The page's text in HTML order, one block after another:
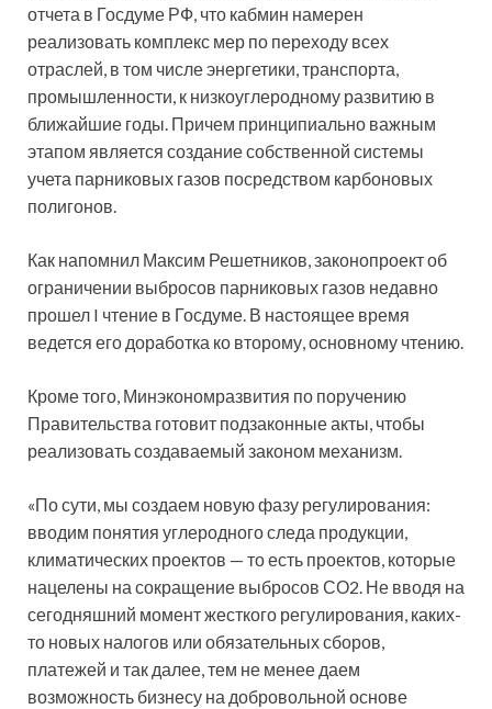
отчета в Госдуме РФ, что кабмин намерен
реализовать комплекс мер по переходу всех
отраслей, в том числе энергетики, транспорта,
промышленности, к низкоуглеродному развитию в
ближайшие годы. Причем принципиально важным
этапом является создание собственной системы
учета парниковых газов посредством карбоновых
полигонов.
Как напомнил Максим Решетников, законопроект об
ограничении выбросов парниковых газов недавно
прошел I чтение в Госдуме. В настоящее время
ведется его доработка ко второму, основному чтению.
Кроме того, Минэкономразвития по поручению
Правительства готовит подзаконные акты, чтобы
реализовать создаваемый законом механизм.
«По сути, мы создаем новую фазу регулирования:
вводим понятия углеродного следа продукции,
климатических проектов — то есть проектов, которые
нацелены на сокращение выбросов СО2. Не вводя на
сегодняшний момент жесткого регулирования, каких-
то новых налогов или обязательных сборов,
платежей и так далее, тем не менее даем
возможность бизнесу на добровольной основе